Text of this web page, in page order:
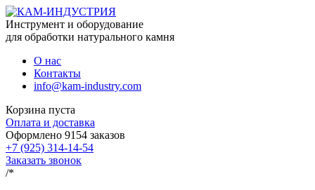
Инструмент и оборудование
для обработки натурального камня
О нас
Контакты
info@kam-industry.com
Корзина пуста
Оплата и доставка
Оформлено 9154 заказов
+7 (925) 314-14-54
Заказать звонок
/*